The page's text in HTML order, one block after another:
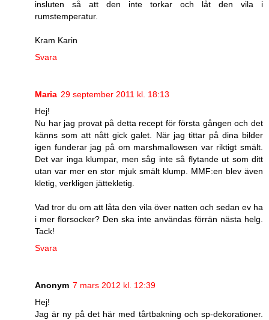
insluten så att den inte torkar och låt den vila i
rumstemperatur.
Kram Karin
Svara
Maria 29 september 2011 kl. 18:13
Hej!
Nu har jag provat på detta recept för första gången och det
känns som att nått gick galet. När jag tittar på dina bilder
igen funderar jag på om marshmallowsen var riktigt smält.
Det var inga klumpar, men såg inte så flytande ut som ditt
utan var mer en stor mjuk smält klump. MMF:en blev även
kletig, verkligen jättekletig.
Vad tror du om att låta den vila över natten och sedan ev ha
i mer florsocker? Den ska inte användas förrän nästa helg.
Tack!
Svara
Anonym 7 mars 2012 kl. 12:39
Hej!
Jag är ny på det här med tårtbakning och sp-dekorationer.